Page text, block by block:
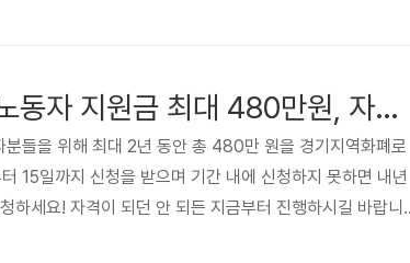
2023년 중소기업 청년 노동자 지원금 최대 480만원, 자격요건, 접수기간 참여방법 가이드!
분들을 위해 최대 2년 동안 총 480만 원을 경기지역화폐로
15일까지 신청을 받으며 기간 내에 신청하지 못하면 내년
하세요! 자격이 되던 안 되든 지금부터 진행하시길 바랍니
소기업 청년 노동자 지원금 자격요건은 아래의 내용을 참